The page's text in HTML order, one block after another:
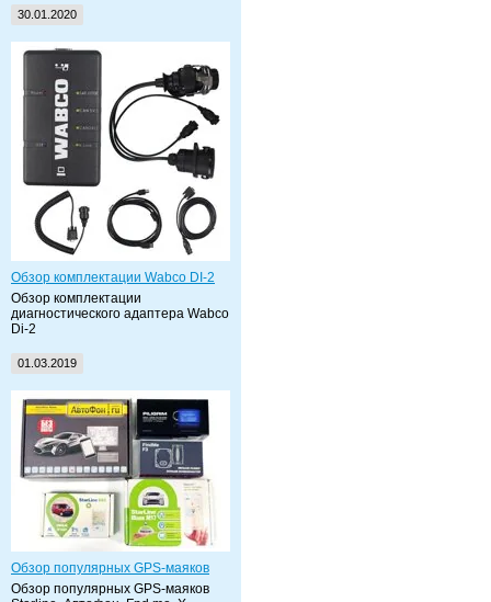
30.01.2020
Обзор комплектации Wabco DI-2
Обзор комплектации
диагностического адаптера Wabco
Di-2
01.03.2019
Обзор популярных GPS-маяков
Обзор популярных GPS-маяков